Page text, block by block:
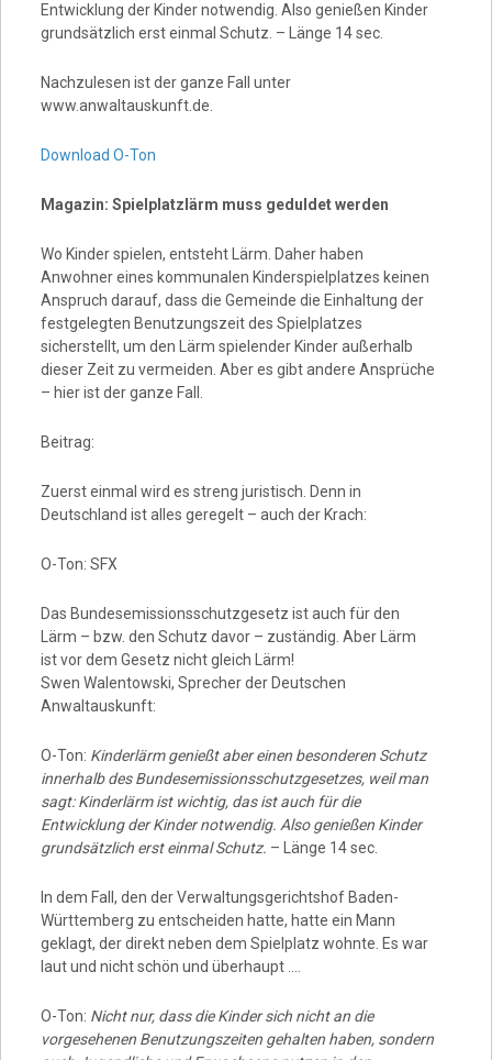
Entwicklung der Kinder notwendig. Also genießen Kinder
grundsätzlich erst einmal Schutz. – Länge 14 sec.
Nachzulesen ist der ganze Fall unter
www.anwaltauskunft.de.
Download O-Ton
Magazin: Spielplatzlärm muss geduldet werden
Wo Kinder spielen, entsteht Lärm. Daher haben
Anwohner eines kommunalen Kinderspielplatzes keinen
Anspruch darauf, dass die Gemeinde die Einhaltung der
festgelegten Benutzungszeit des Spielplatzes
sicherstellt, um den Lärm spielender Kinder außerhalb
dieser Zeit zu vermeiden. Aber es gibt andere Ansprüche
– hier ist der ganze Fall.
Beitrag:
Zuerst einmal wird es streng juristisch. Denn in
Deutschland ist alles geregelt – auch der Krach:
O-Ton: SFX
Das Bundesemissionsschutzgesetz ist auch für den
Lärm – bzw. den Schutz davor – zuständig. Aber Lärm
ist vor dem Gesetz nicht gleich Lärm!
Swen Walentowski, Sprecher der Deutschen
Anwaltauskunft:
O-Ton: Kinderlärm genießt aber einen besonderen Schutz
innerhalb des Bundesemissionsschutzgesetzes, weil man
sagt: Kinderlärm ist wichtig, das ist auch für die
Entwicklung der Kinder notwendig. Also genießen Kinder
grundsätzlich erst einmal Schutz. – Länge 14 sec.
In dem Fall, den der Verwaltungsgerichtshof Baden-
Württemberg zu entscheiden hatte, hatte ein Mann
geklagt, der direkt neben dem Spielplatz wohnte. Es war
laut und nicht schön und überhaupt ….
O-Ton: Nicht nur, dass die Kinder sich nicht an die
vorgesehenen Benutzungszeiten gehalten haben, sondern